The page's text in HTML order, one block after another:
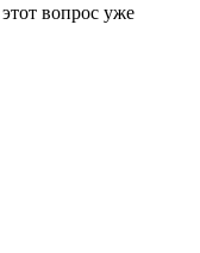
вопрос уже